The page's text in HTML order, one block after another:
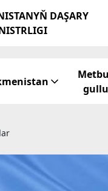
DAŞARY